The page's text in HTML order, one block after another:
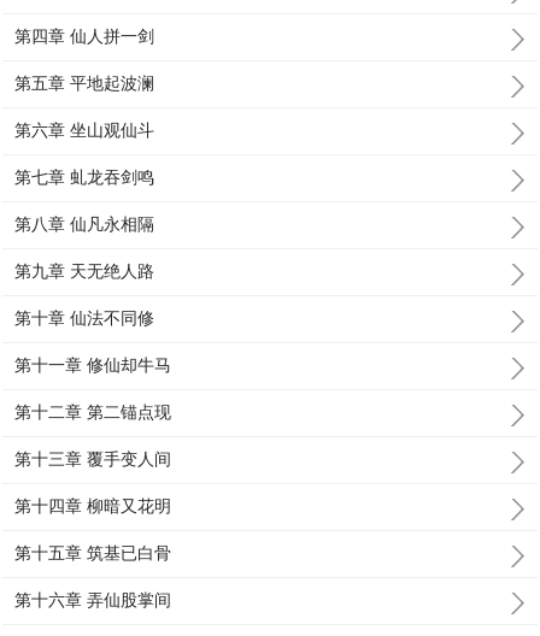
第四章 仙人拼一剑
第五章 平地起波澜
第六章 坐山观仙斗
第七章 虬龙吞剑鸣
第八章 仙凡永相隔
第九章 天无绝人路
第十章 仙法不同修
第十一章 修仙却牛马
第十二章 第二锚点现
第十三章 覆手变人间
第十四章 柳暗又花明
第十五章 筑基已白骨
第十六章 弄仙股掌间